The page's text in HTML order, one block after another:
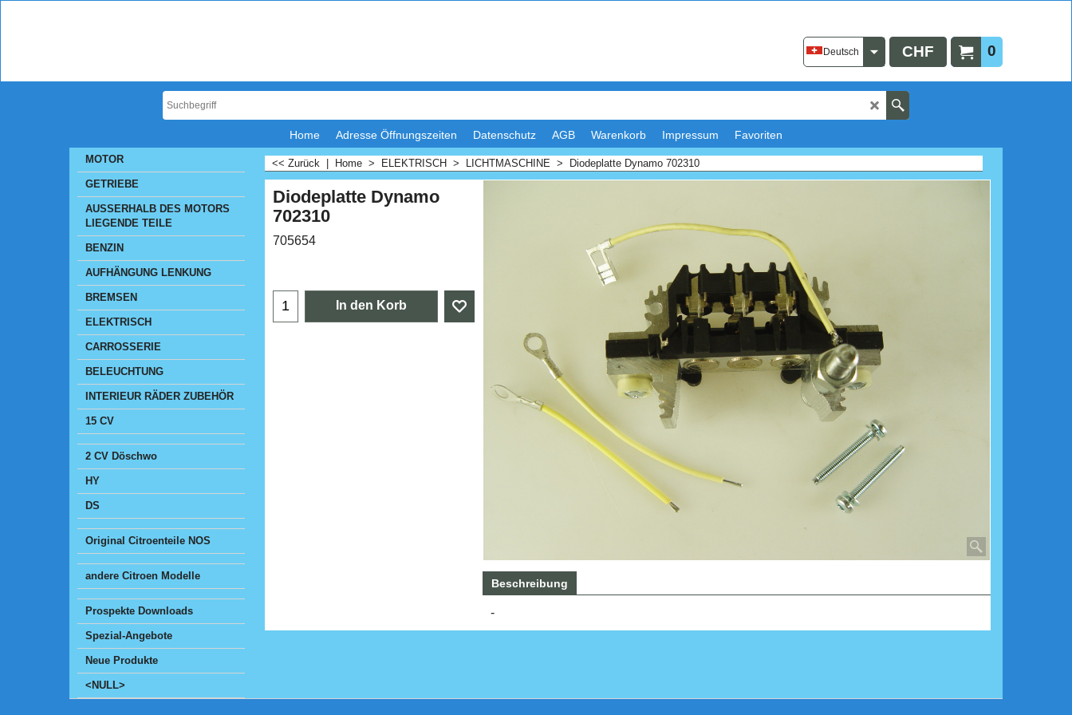
0
CHF
Deutsch
Home Adresse Öffnungszeiten Datenschutz AGB Warenkorb Impressum Favoriten
MOTOR
GETRIEBE
AUSSERHALB DES MOTORS
LIEGENDE TEILE
BENZIN
AUFHÄNGUNG LENKUNG
BREMSEN
ELEKTRISCH
CARROSSERIE
BELEUCHTUNG
INTERIEUR RÄDER ZUBEHÖR
15 CV
2 CV Döschwo
HY
DS
Original Citroenteile NOS
andere Citroen Modelle
Prospekte Downloads
Spezial-Angebote
Neue Produkte
<NULL>
<< Zurück Home > ELEKTRISCH > LICHTMASCHINE > Diodeplatte Dynamo 702310
Diodeplatte Dynamo
702310
705654
Beschreibung
-